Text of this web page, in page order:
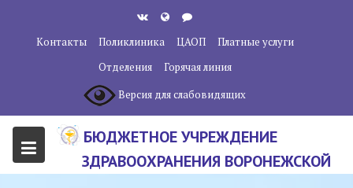
содержанию
Контакты Поликлиника ЦАОП
Платные услуги
Отделения
Горячая линия
Версия для слабовидящих
БЮДЖЕТНОЕ УЧРЕЖДЕНИЕ
ЗДРАВООХРАНЕНИЯ ВОРОНЕЖСКОЙ